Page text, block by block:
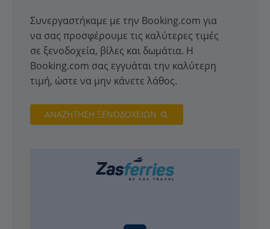
Συνεργαστήκαμε με την Booking.com για
να σας προσφέρουμε τις καλύτερες τιμές
σε ξενοδοχεία, βίλες και δωμάτια. Η
Booking.com σας εγγυάται την καλύτερη
τιμή, ώστε να μην κάνετε λάθος.
ΑΝΑΖΗΤΗΣΗ ΞΕΝΟΔΟΧΕΙΩΝ